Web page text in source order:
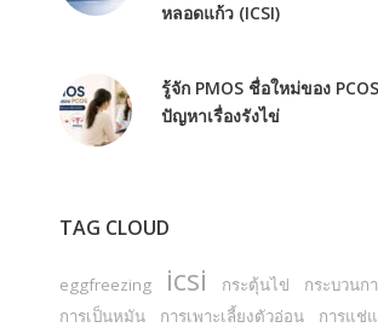
หลอดแก้ว (ICSI)
รู้จัก PMOS ชื่อใหม่ของ
ปัญหาเรื่องรังไข่
TAG CLOUD
eggfreezing icsi กระตุ้นไข่
กระบวนก
การเป็นหมัน
การเพาะเลี้ยงตัวอ่อน
การแช่